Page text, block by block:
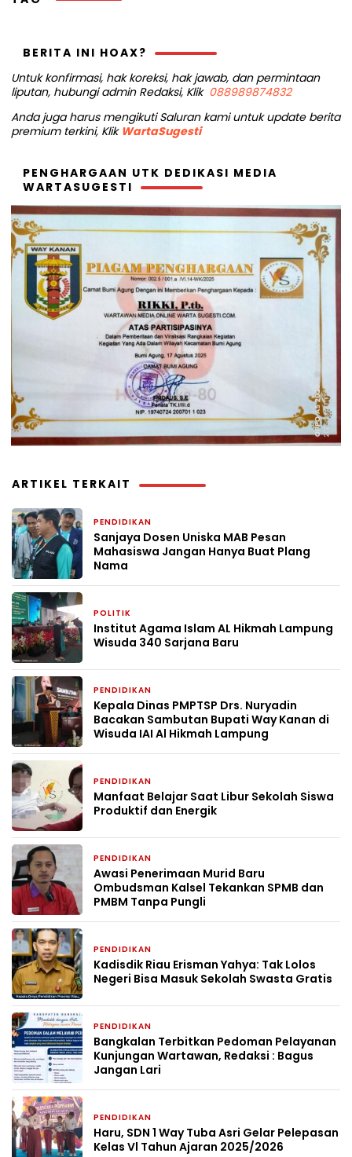
BERITA INI HOAX?
Untuk konfirmasi, hak koreksi, hak jawab, dan permintaan
liputan, hubungi admin Redaksi, Klik 088989874832
Anda juga harus mengikuti Saluran kami untuk update berita
premium terkini, Klik WartaSugesti
PENGHARGAAN UTK DEDIKASI MEDIA
WARTASUGESTI
ARTIKEL TERKAIT
PENDIDIKAN
Sanjaya Dosen Uniska MAB Pesan
Mahasiswa Jangan Hanya Buat Plang
Nama
POLITIK
Institut Agama Islam AL Hikmah Lampung
Wisuda 340 Sarjana Baru
PENDIDIKAN
Kepala Dinas PMPTSP Drs. Nuryadin
Bacakan Sambutan Bupati Way Kanan di
Wisuda IAI Al Hikmah Lampung
PENDIDIKAN
Manfaat Belajar Saat Libur Sekolah Siswa
Produktif dan Energik
PENDIDIKAN
Awasi Penerimaan Murid Baru
Ombudsman Kalsel Tekankan SPMB dan
PMBM Tanpa Pungli
PENDIDIKAN
Kadisdik Riau Erisman Yahya: Tak Lolos
Negeri Bisa Masuk Sekolah Swasta Gratis
PENDIDIKAN
Bangkalan Terbitkan Pedoman Pelayanan
Kunjungan Wartawan, Redaksi : Bagus
Jangan Lari
PENDIDIKAN
Haru, SDN 1 Way Tuba Asri Gelar Pelepasan
Kelas Vl Tahun Ajaran 2025/2026